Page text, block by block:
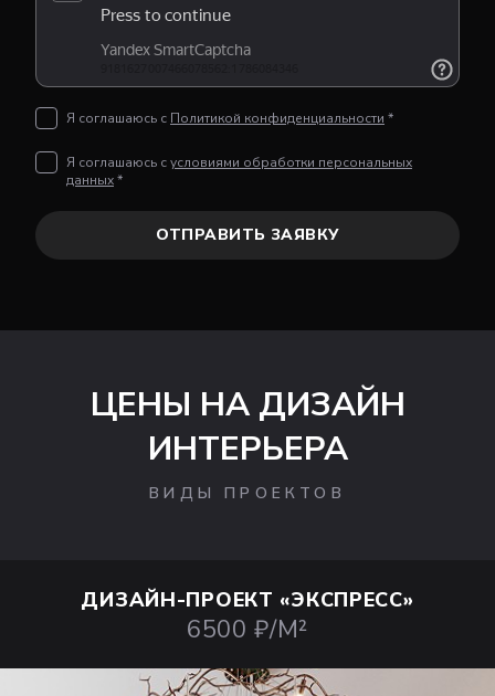
Я соглашаюсь с Политикой конфиденциальности *
Я соглашаюсь сусловиями обработки персональных
данных*
ОТПРАВИТЬ ЗАЯВКУ
ЦЕНЫ НА ДИЗАЙН
ИНТЕРЬЕРА
ВИДЫ ПРОЕКТОВ
ДИЗАЙН-ПРОЕКТ «ЭКСПРЕСС»
6500 ₽/М²